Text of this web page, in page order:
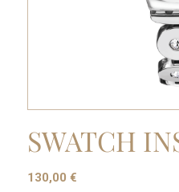
SWATCH
130,00 €